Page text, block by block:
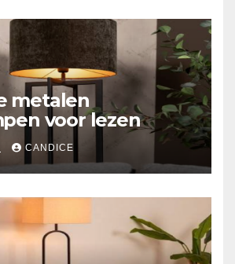
metalen
voor lezen
CANDICE